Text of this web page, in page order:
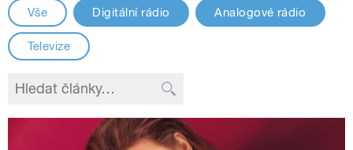
Vše Digitální rádio Analogové rádio
Televize